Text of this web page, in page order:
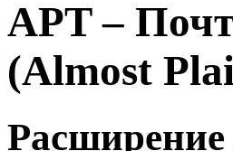
APT –
(Almost